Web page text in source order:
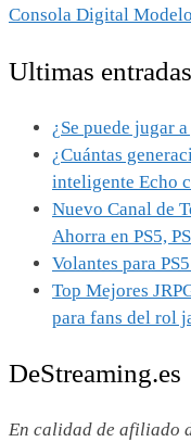
Consola Digital
Ultimas
¿Se puede jugar
¿Cuántas
inteligente Echo
Nuevo Canal de
Ahorra en PS5,
Volantes para
Top Mejores
para fans del rol
DeStreaming.es
En calidad de afiliado